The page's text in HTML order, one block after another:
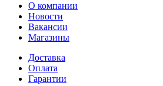
О компании
Новости
Вакансии
Магазины
Доставка
Оплата
Гарантии